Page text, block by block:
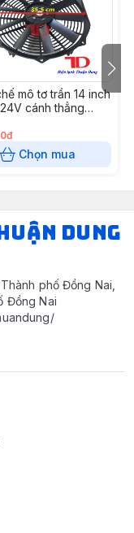
mô tơ trần 14 inch
cánh thẳng
Chọn mua
DUNG
phố Đồng Nai,
Đồng Nai